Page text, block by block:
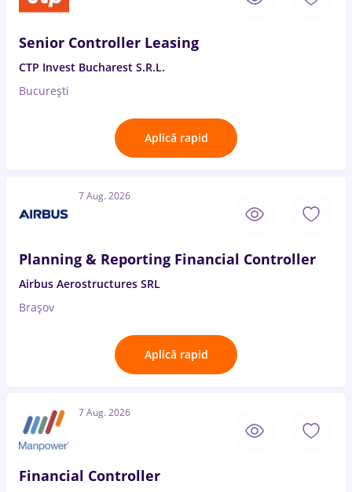
Senior Controller Leasing
CTP Invest Bucharest S.R.L.
București
Aplică rapid
7 Aug. 2026
Planning & Reporting Financial Controller
Airbus Aerostructures SRL
Brașov
Aplică rapid
7 Aug. 2026
Financial Controller